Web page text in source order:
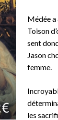
Médée a
Toison
sent
Jason
femme.
les